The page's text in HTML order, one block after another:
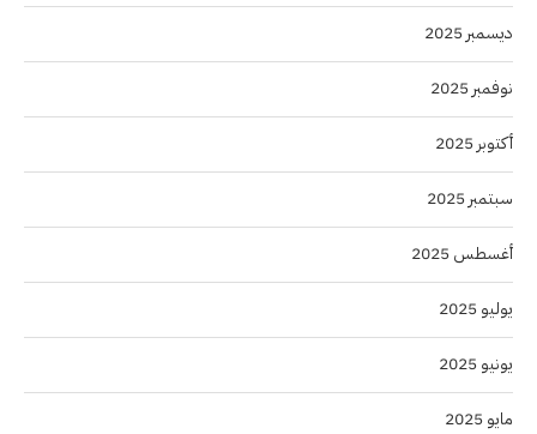
ديسمبر 2025
نوفمبر 2025
أكتوبر 2025
سبتمبر 2025
أغسطس 2025
يوليو 2025
يونيو 2025
مايو 2025